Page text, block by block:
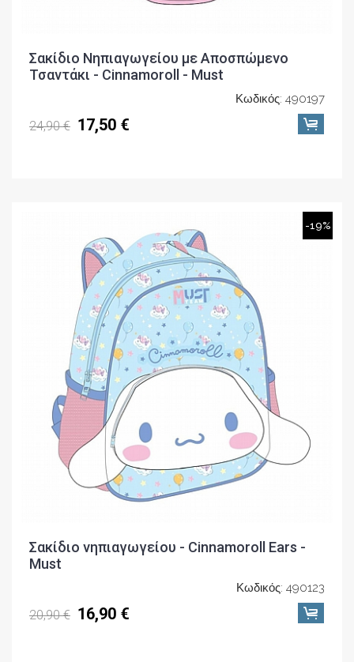
Σακίδιο Nηπιαγωγείου με Αποσπώμενο
Τσαντάκι - Cinnamoroll - Must
Κωδικός: 490197
24,90 € 17,50 €
-19%
Σακίδιο νηπιαγωγείου - Cinnamoroll Ears -
Must
Κωδικός: 490123
20,90 € 16,90 €